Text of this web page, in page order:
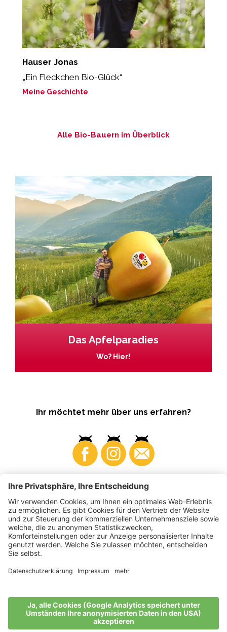
Hauser Jonas
„Ein Fleckchen Bio-Glück“
Meine Geschichte
Alle Bio-Bauern im Überblick
Das Apfelparadies
Wo? Hier!
Ihr möchtet mehr über uns erfahren?
Business Produzenten
2026
VI.P Gen. landw. Gesellschaft
Impressum • Cookie-Einstellungen Datenschutz
Barrierefreiheitserklärung•Sitemap
produced by